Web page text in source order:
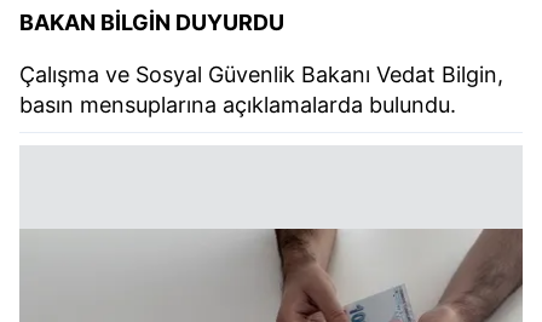
BAKAN BİLGİN DUYURDU
Çalışma ve Sosyal Güvenlik Bakanı Vedat Bilgin,
basın mensuplarına açıklamalarda bulundu.